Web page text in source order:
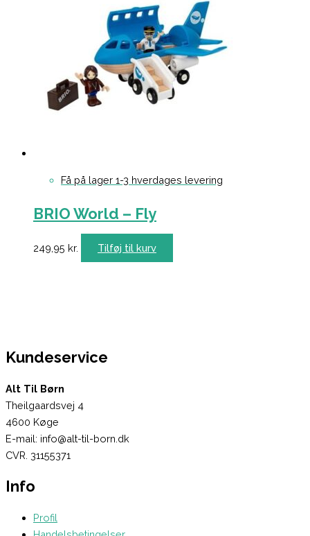
Få på lager 1-3 hverdages levering
BRIO World – Fly
249,95 kr. Tilføj til kurv
Kundeservice
Alt Til Børn
Theilgaardsvej 4
4600 Køge
E-mail: info@alt-til-born.dk
CVR. 31155371
Info
Profil